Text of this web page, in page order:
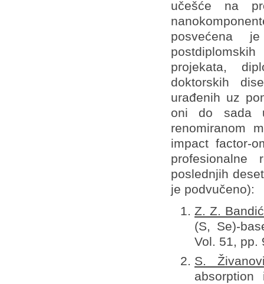
učešće na
posvećena
projekata,
doktorskih
urađenih uz
oni do sada
renomiranom
impact factor-
profesionalne
poslednjih
je podvučeno):
Z. Z. Bandić
(S, Se)-
Vol. 51, pp.
S.